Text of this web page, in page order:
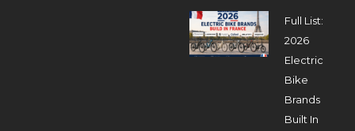
Full List:
2026
Electric
Bike
Brands
Built In